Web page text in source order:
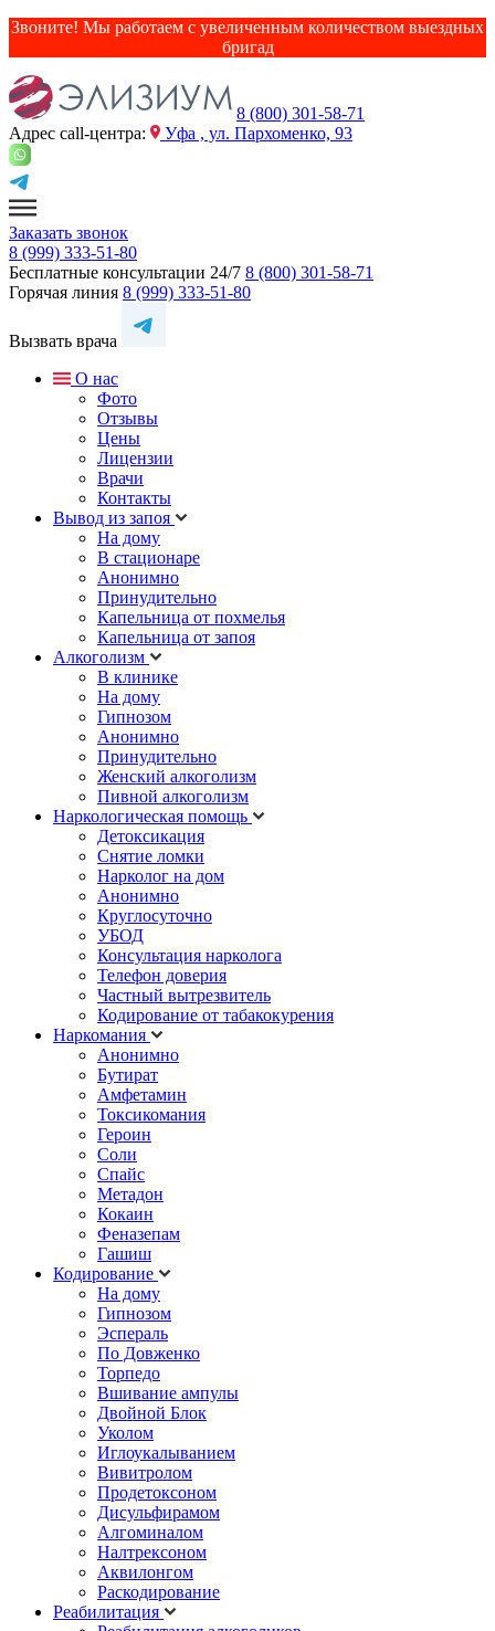
Звоните! Мы работаем с увеличенным количеством выездных
бригад
8 (800) 301-58-71
Адрес сall-центра:
Уфа , ул. Пархоменко, 93
Заказать звонок
8 (999) 333-51-80
Бесплатные консультации 24/7 8 (800) 301-58-71
Горячая линия 8 (999) 333-51-80
Вызвать врача
О нас
Фото
Отзывы
Цены
Лицензии
Врачи
Контакты
Вывод из запоя
На дому
В стационаре
Анонимно
Принудительно
Капельница от похмелья
Капельница от запоя
Алкоголизм
В клинике
На дому
Гипнозом
Анонимно
Принудительно
Женский алкоголизм
Пивной алкоголизм
Наркологическая помощь
Детоксикация
Снятие ломки
Нарколог на дом
Анонимно
Круглосуточно
УБОД
Консультация нарколога
Телефон доверия
Частный вытрезвитель
Кодирование от табакокурения
Наркомания
Анонимно
Бутират
Амфетамин
Токсикомания
Героин
Соли
Спайс
Метадон
Кокаин
Феназепам
Гашиш
Кодирование
На дому
Гипнозом
Эспераль
По Довженко
Торпедо
Вшивание ампулы
Двойной Блок
Уколом
Иглоукалыванием
Вивитролом
Продетоксоном
Дисульфирамом
Алгоминалом
Налтрексоном
Аквилонгом
Раскодирование
Реабилитация